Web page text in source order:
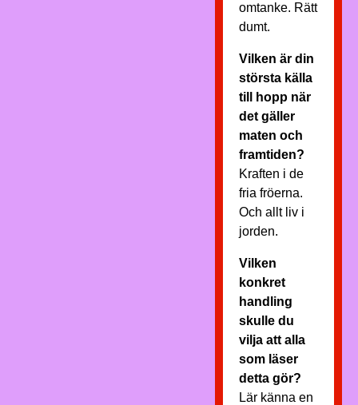
omtanke. Rätt
dumt.
Vilken är din
största källa
till hopp när
det gäller
maten och
framtiden?
Kraften i de
fria fröerna.
Och allt liv i
jorden.
Vilken
konkret
handling
skulle du
vilja att alla
som läser
detta gör?
Lär känna en